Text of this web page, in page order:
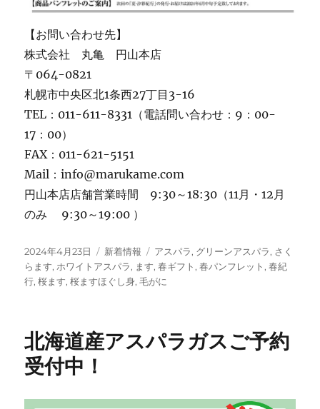
【お問い合わせ先】
株式会社 丸亀 円山本店
〒064-0821
札幌市中央区北1条西27丁目3-16
TEL：011-611-8331（電話問い合わせ：9：00-
17：00）
FAX：011-621-5151
Mail：info@marukame.com
円山本店店舗営業時間 9:30～18:30（11月・12月
のみ 9:30～19:00 ）
投
稿
日:
2024年4月23日
カ
テ
ゴ
新着情報
タ
グ
アスパラ, グリーンアスパラ, さく
らます, ホワイトアスパラ, ます,春ギフト ,春パンフレット ,春紀
行,桜ます,桜ますほぐし身,毛がに
北海道産アスパラガスご予約
受付中！